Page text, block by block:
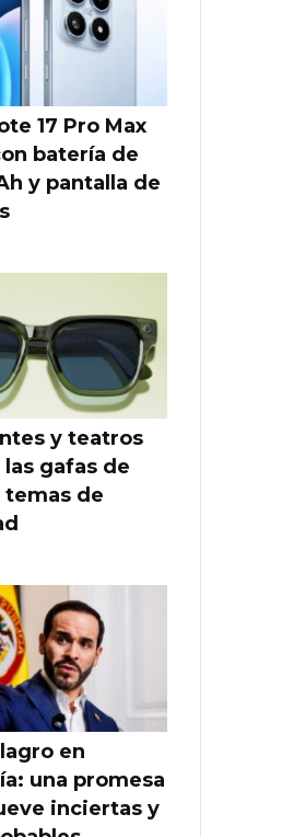
17 Pro Max
batería de
y pantalla de
y teatros
gafas de
temas de
en
una promesa
inciertas y